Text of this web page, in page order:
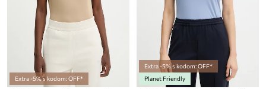
Extra -5% s kodom: OFF*
Extra -5% s kodom: OFF*
Planet Friendly